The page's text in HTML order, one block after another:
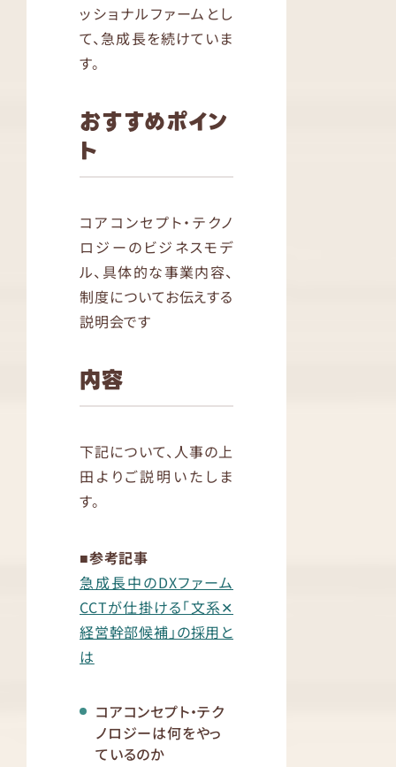
ッショナルファームとし
て、急成長を続けていま
す。
おすすめポイン
ト
コアコンセプト・テクノ
ロジーのビジネスモデ
ル、具体的な事業内容、
制度についてお伝えする
説明会です
内容
下記について、人事の上
田よりご説明いたしま
す。
■参考記事
急成長中のDXファーム
CCTが仕掛ける「文系✕
経営幹部候補」の採用と
は
コアコンセプト・テク
ノロジーは何をやっ
ているのか